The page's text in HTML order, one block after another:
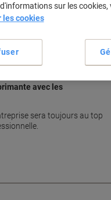
avec les
sera toujours au top
sur les
les cookies